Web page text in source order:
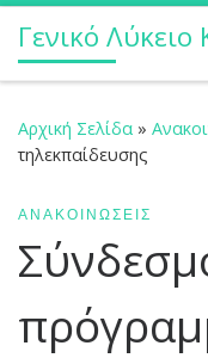
Μετάβαση στο
Γενικό
Αρχική Σελίδα »
τηλεκπαίδευσης
ΑΝΑΚΟΙΝΏΣΕΙΣ